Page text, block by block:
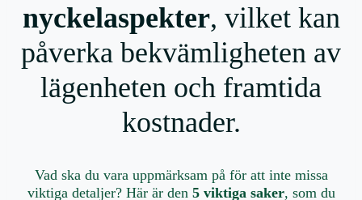
nyckelaspekter, vilket kan
påverka bekvämligheten av
lägenheten och framtida
kostnader.
Vad ska du vara uppmärksam på för att inte missa
viktiga detaljer? Här är den 5 viktiga saker, som du